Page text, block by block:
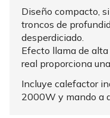
Diseño compacto,
troncos de
desperdiciado.
Efecto llama de
real proporciona
Incluye calefactor
2000W y mando a